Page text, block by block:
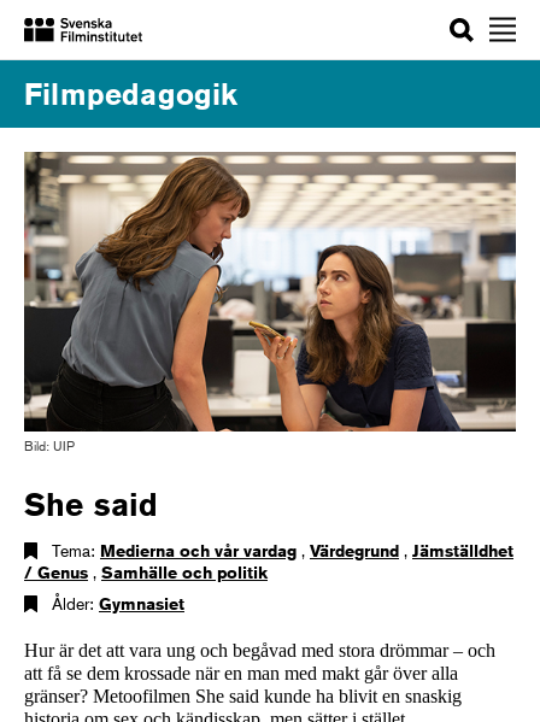
Sök
Filmpedagogik
Bild: UIP
She said
Tema: Medierna och vår vardag , Värdegrund , Jämställdhet
/ Genus , Samhälle och politik
Ålder: Gymnasiet
Hur är det att vara ung och begåvad med stora drömmar – och
att få se dem krossade när en man med makt går över alla
gränser? Metoofilmen She said kunde ha blivit en snaskig